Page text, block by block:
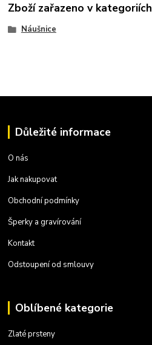
Zboží zařazeno v kategoriích
Náušnice
Důležité informace
O nás
Jak nakupovat
Obchodní podmínky
Šperky a gravírování
Kontakt
Odstoupení od smlouvy
Oblíbené kategorie
Zlaté prsteny